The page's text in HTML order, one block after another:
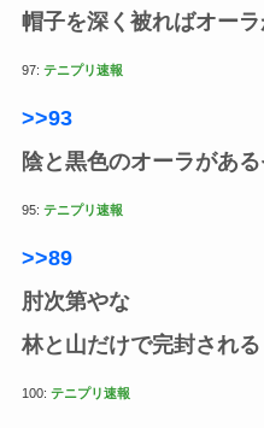
帽子を深く被ればオー
97: テニプリ速報
>>93
陰と黒色のオーラがあ
95: テニプリ速報
>>89
肘次第やな
林と山だけで完封される
100: テニプリ速報